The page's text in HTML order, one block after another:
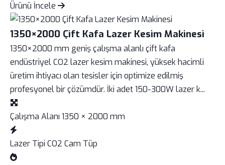
Ürünü İncele
1350×2000 Çift Kafa Lazer Kesim Makinesi
1350×2000 mm geniş çalışma alanlı çift kafa
endüstriyel CO2 lazer kesim makinesi, yüksek hacimli
üretim ihtiyacı olan tesisler için optimize edilmiş
profesyonel bir çözümdür. İki adet 150-300W lazer k...
Çalışma Alanı 1350 × 2000 mm
Lazer Tipi CO2 Cam Tüp